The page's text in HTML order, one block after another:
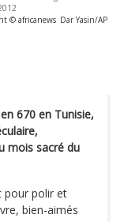
© africanews Dar Yasin/AP
670 en Tunisie,
mois sacré du
pour polir et
bien-aimés